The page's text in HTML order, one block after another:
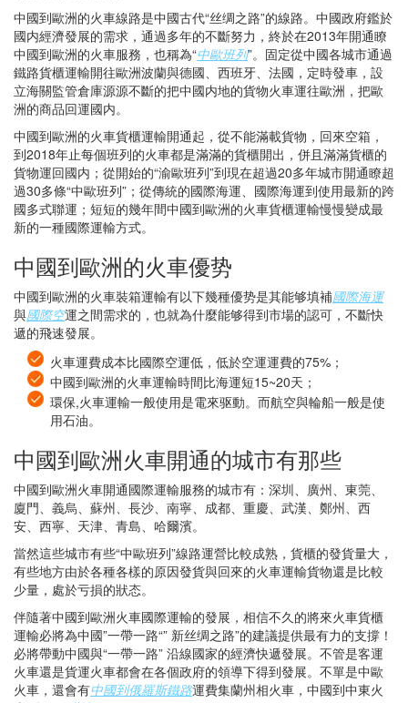
中國到歐洲的火車線路是中國古代“丝绸之路”的線路。中國政府鑑於
國内經濟發展的需求，通過多年的不斷努力，終於在2013年開通瞭
中國到歐洲的火車服務，也稱為“中歐班列”。固定從中國各城市通過
鐵路貨櫃運輸開往歐洲波蘭與德國、西班牙、法國，定時發車，設
立海關監管倉庫源源不斷的把中國内地的貨物火車運往歐洲，把歐
洲的商品回運國内。
中國到歐洲的火車貨櫃運輸開通起，從不能滿載貨物，回來空箱，
到2018年止每個班列的火車都是滿滿的貨櫃開出，併且滿滿貨櫃的
貨物運回國内；從開始的“渝歐班列”到現在超過20多年城市開通瞭超
過30多條“中歐班列”；從傳統的國際海運、國際海運到使用最新的跨
國多式聯運；短短的幾年間中國到歐洲的火車貨櫃運輸慢慢變成最
新的一種國際運輸方式。
中國到歐洲的火車優势
中國到歐洲的火車裝箱運輸有以下幾種優势是其能够填補國際海運
與國際空運之間需求的，也就為什麼能够得到市場的認可，不斷快
遞的飛速發展。
火車運費成本比國際空運低，低於空運運費的75%；
中國到歐洲的火車運輸時間比海運短15~20天；
環保,火車運輸一般使用是電來驱動。而航空與輪船一般是使
用石油。
中國到歐洲火車開通的城市有那些
中國到歐洲火車開通國際運輸服務的城市有：深圳、廣州、東莞、
廈門、義烏、蘇州、長沙、南寧、成都、重慶、武漢、鄭州、西
安、西寧、天津、青島、哈爾濱。
當然這些城市有些“中歐班列”線路運營比較成熟，貨櫃的發貨量大，
有些地方由於各種各樣的原因發貨與回來的火車運輸貨物還是比較
少量，處於亏損的狀态。
伴隨著中國到歐洲火車國際運輸的發展，相信不久的將來火車貨櫃
運輸必將為中國”一帶一路“” 新丝绸之路”的建議提供最有力的支撐！
必將帶動中國與“一帶一路” 沿線國家的經濟快遞發展。不管是客運
火車還是貨運火車都會在各個政府的領導下得到發展。不單是中歐
火車，還會有中國到俄羅斯鐵路運費集蘭州相火車，中國到中東火